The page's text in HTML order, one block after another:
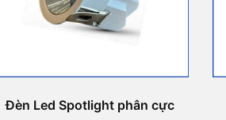
Đèn Led Spotlight phân cực